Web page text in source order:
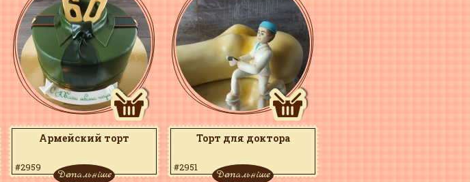
Армейский торт
#2959
Детальніше
Торт для доктора
#2951
Детальніше